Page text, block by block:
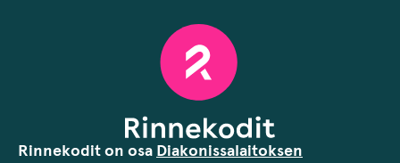
Rinnekodit on osa Diakonissalaitoksen